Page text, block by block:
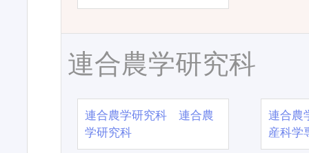
連合農学研究科
連合農学研究科 連合農
学研究科
連合農
産科学